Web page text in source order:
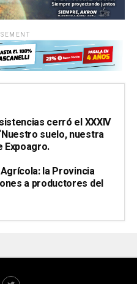
cerró el XXXIV
suelo, nuestra
Expoagro.
la Provincia
a productores del